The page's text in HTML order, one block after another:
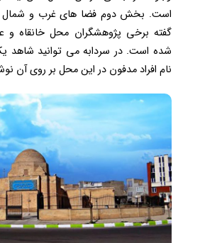
است. بخش دوم فضا های غرب و شمال
گفته برخی پژوهشگران محل خانقاه
شده است. در سردابه می توانید شاهد
نام افراد مدفون در این محل بر روی آن